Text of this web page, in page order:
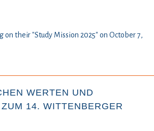
their "Study Mission 2025" on October 7,
WERTEN UND
14. WITTENBERGER